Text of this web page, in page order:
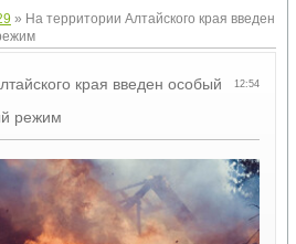
» На территории Алтайского края введен
12:54
края введен особый
режим